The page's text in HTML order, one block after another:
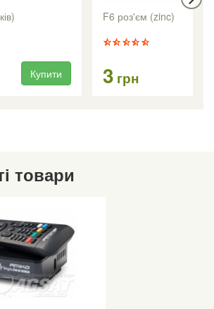
Купити
F6 роз'єм (zinc)
3 грн
товари